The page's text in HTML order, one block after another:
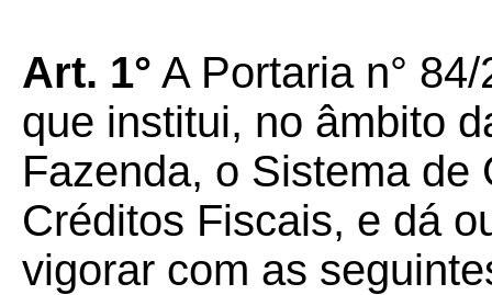
Art. 1° A Portaria n°
que institui, no âmbito
Fazenda, o Sistema de
Créditos Fiscais, e dá
vigorar com as